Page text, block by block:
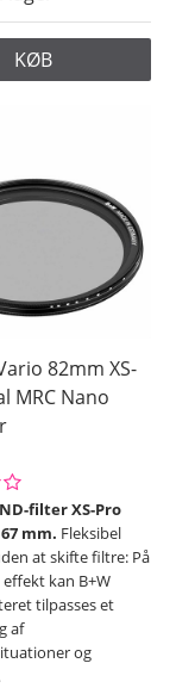
KØB
82mm XS-
MRC Nano
filter XS-Pro
mm. Fleksibel
at skifte filtre: På
kan B+W
tilpasses et
af
og